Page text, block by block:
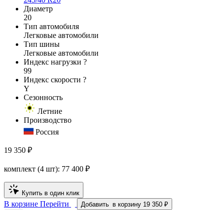
Диаметр
20
Тип автомобиля
Легковые автомобили
Тип шины
Легковые автомобили
Индекс нагрузки ?
99
Индекс скорости ?
Y
Сезонность
Летние
Производство
Россия
19 350 ₽
комплект (4 шт): 77 400 ₽
Купить в один клик
В корзине Перейти Добавить в корзину 19 350 ₽